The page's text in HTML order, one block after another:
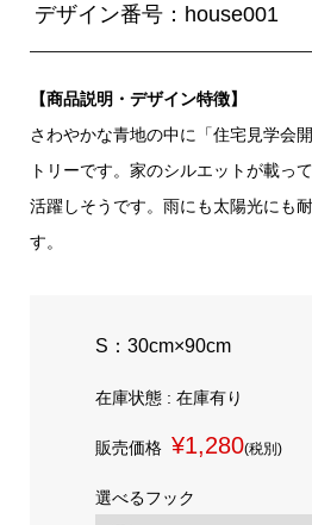
デザイン番号：house001
【商品説明・デザイン特徴】
さわやかな青地の中に「住宅見学会
トリーです。家のシルエットが載っ
活躍しそうです。雨にも太陽光にも
す。
S：30cm×90cm
在庫状態 : 在庫有り
販売価格 ¥1,280(税別)
選べるフック